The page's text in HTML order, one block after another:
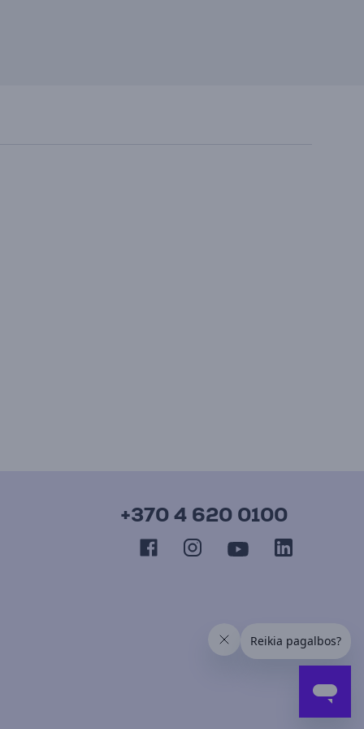
+370 4 620 0100